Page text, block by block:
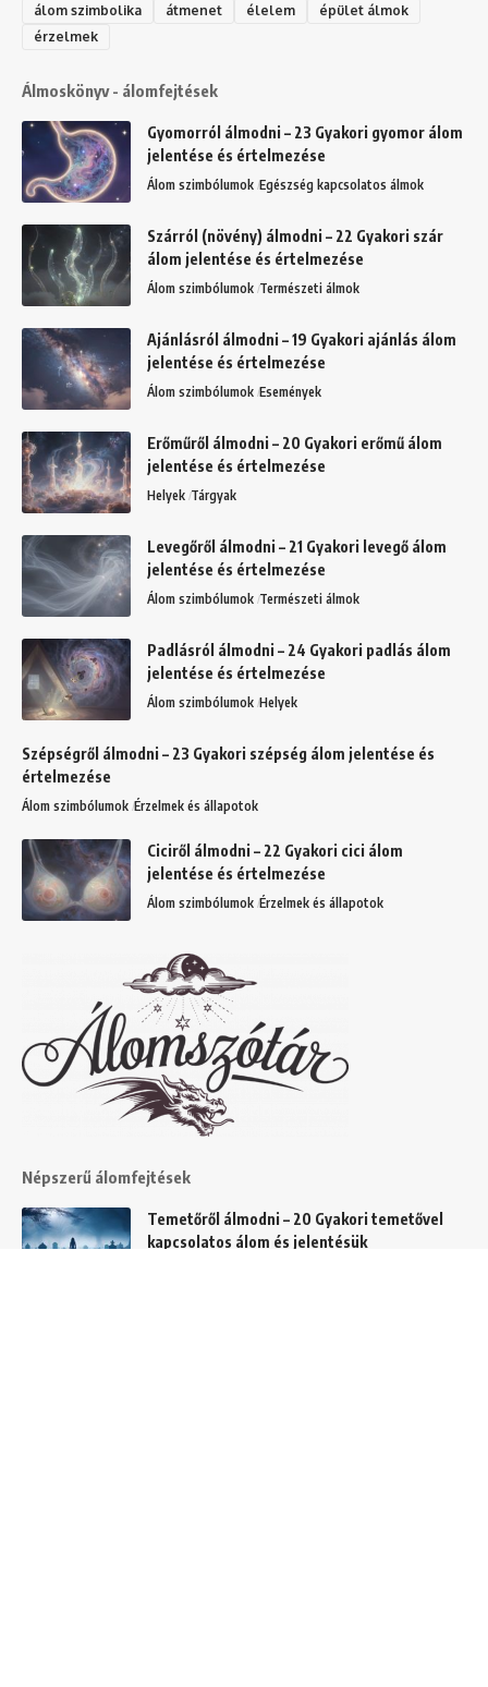
álom szimbolika
átmenet élelem
épület álmok
érzelmek
Álmoskönyv - álomfejtések
Gyomorról álmodni – 23 Gyakori gyomor álom
jelentése és értelmezése
Álom szimbólumok Egészség kapcsolatos álmok
Szárról (növény) álmodni – 22 Gyakori szár
álom jelentése és értelmezése
Álom szimbólumok Természeti álmok
Ajánlásról álmodni – 19 Gyakori ajánlás álom
jelentése és értelmezése
Álom szimbólumok Események
Erőműről álmodni – 20 Gyakori erőmű álom
jelentése és értelmezése
Helyek Tárgyak
Levegőről álmodni – 21 Gyakori levegő álom
jelentése és értelmezése
Álom szimbólumok Természeti álmok
Padlásról álmodni – 24 Gyakori padlás álom
jelentése és értelmezése
Álom szimbólumok Helyek
Szépségről álmodni – 23 Gyakori szépség álom jelentése és
értelmezése
Álom szimbólumok Érzelmek és állapotok
Ciciről álmodni – 22 Gyakori cici álom
jelentése és értelmezése
Álom szimbólumok Érzelmek és állapotok
Népszerű álomfejtések
Temetőről álmodni – 20 Gyakori temetővel
kapcsolatos álom és jelentésük